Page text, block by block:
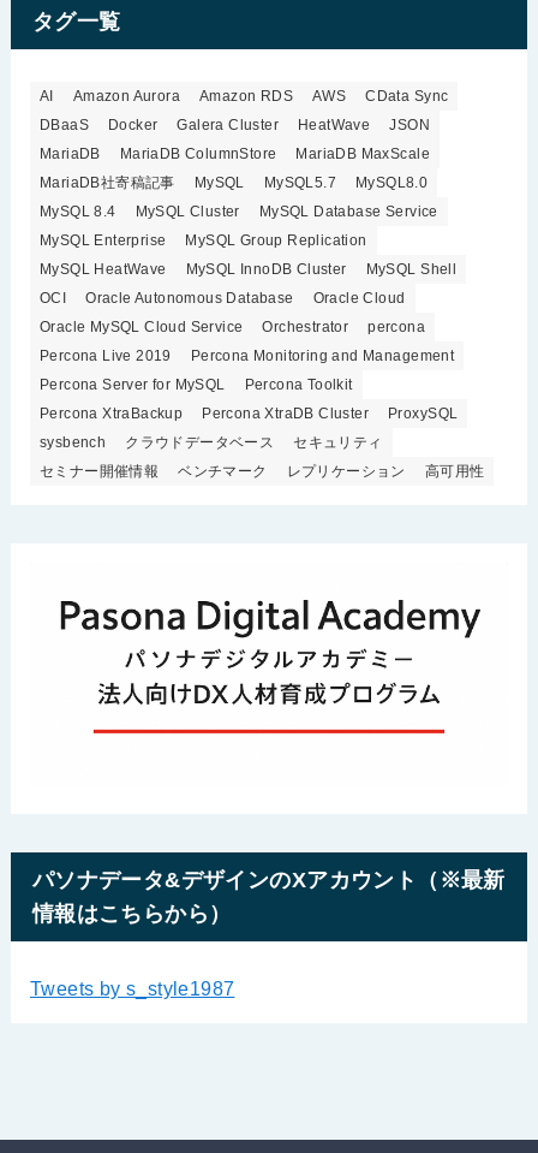
タグ一覧
AI Amazon Aurora Amazon RDS AWS
CData Sync
DBaaS
Docker Galera Cluster HeatWave
JSON
MariaDB
MariaDB ColumnStore
MariaDB MaxScale
MariaDB社寄稿記事
MySQL MySQL5.7
MySQL8.0
MySQL 8.4
MySQL Cluster
MySQL Database Service
MySQL Enterprise
MySQL Group Replication
MySQL HeatWave
MySQL InnoDB Cluster
MySQL Shell
OCI
Oracle Autonomous Database
Oracle Cloud
Oracle MySQL Cloud Service
Orchestrator
percona
Percona Live 2019
Percona Monitoring and Management
Percona Server for MySQL
Percona Toolkit
Percona XtraBackup
Percona XtraDB Cluster
ProxySQL
sysbench
クラウドデータベース
セキュリティ
セミナー開催情報
ベンチマーク レプリケーション 高可用性
パソナデータ&デザインのXアカウント（※最新
情報はこちらから）
Tweets by s_style1987